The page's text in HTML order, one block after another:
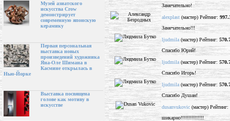
Музей азиатского
искусства Crow
демонстрирует
современную японскую
керамику
Первая персональная
выставка новых
произведений художника
Яна-Оле Шимана в
Касмине открылась в
Нью-Йорке
Выставка посвящена
голове как мотиву в
искусстве
Замечательно!
alexplast (мастер) Рейтинг:
Замечательно!!!
ljudmila (мастер) Рейтинг:
Спасибо Юрий!
ljudmila (мастер) Рейтинг:
Спасибо Игорь!
ljudmila (мастер) Рейтинг:
Спасибо Душан!
dusanvukovic (мастер) Рейтинг:
шикарно!!!!!!!!!!!!!!!